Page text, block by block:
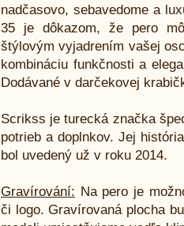
nadčasovo, sebavedome a
35 je dôkazom, že pero
štýlovým vyjadrením vašej
kombináciu funkčnosti a
Dodávané v darčekovej
Scrikss je turecká značka
potrieb a doplnkov. Jej
bol uvedený už v roku 2014.
Gravírování: Na pero je
či logo. Gravírovaná plocha